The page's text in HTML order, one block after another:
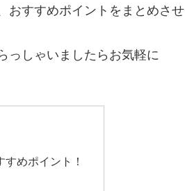
おすすめポイントをまとめさせ
っしゃいましたらお気軽に
めポイント！